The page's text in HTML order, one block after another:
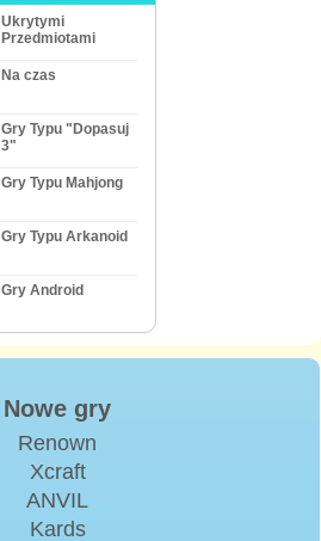
Ukrytymi
Przedmiotami
Na czas
Gry Typu "Dopasuj
3"
Gry Typu Mahjong
Gry Typu Arkanoid
Gry Android
Nowe gry
Renown
Xcraft
ANVIL
Kards